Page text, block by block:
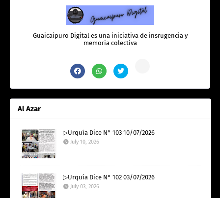
Guaicaipuro Digital es una iniciativa de insrugencia y
memoria colectiva
Al Azar
▷Urquía Dice N° 103 10/07/2026
July 10, 2026
▷Urquía Dice N° 102 03/07/2026
July 03, 2026